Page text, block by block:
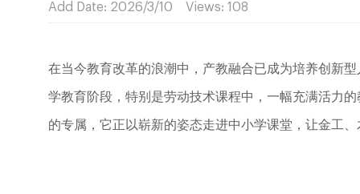
Add Date: 2026/3/10 Views: 108
在当今教育改革的浪潮中，产教融合已成为培养创新
学教育阶段，特别是劳动技术课程中，一幅充满活力
的专属，它正以崭新的姿态走进中小学课堂，让金工